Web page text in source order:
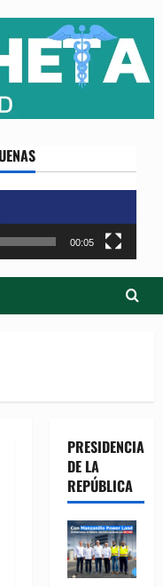
00:05
PRESIDENCIA
DE LA
REPÚBLICA